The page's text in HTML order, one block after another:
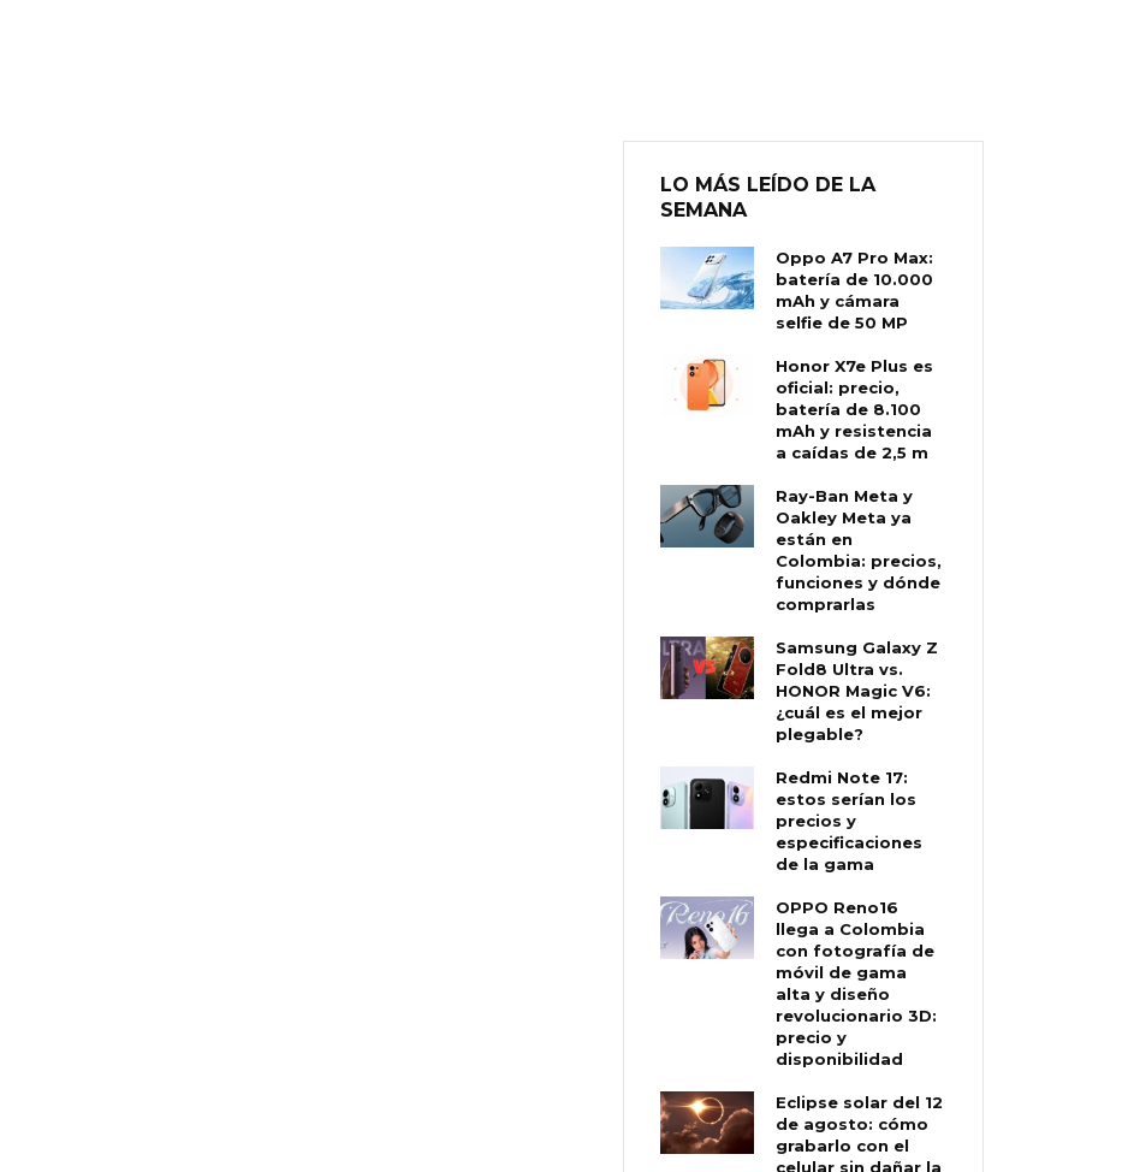
LO MÁS LEÍDO DE LA
SEMANA
Oppo A7 Pro Max:
batería de 10.000
mAh y cámara
selfie de 50 MP
Honor X7e Plus es
oficial: precio,
batería de 8.100
mAh y resistencia
a caídas de 2,5 m
Ray-Ban Meta y
Oakley Meta ya
están en
Colombia: precios,
funciones y dónde
comprarlas
Samsung Galaxy Z
Fold8 Ultra vs.
HONOR Magic V6:
¿cuál es el mejor
plegable?
Redmi Note 17:
estos serían los
precios y
especificaciones
de la gama
OPPO Reno16
llega a Colombia
con fotografía de
móvil de gama
alta y diseño
revolucionario 3D:
precio y
disponibilidad
Eclipse solar del 12
de agosto: cómo
grabarlo con el
celular sin dañar la